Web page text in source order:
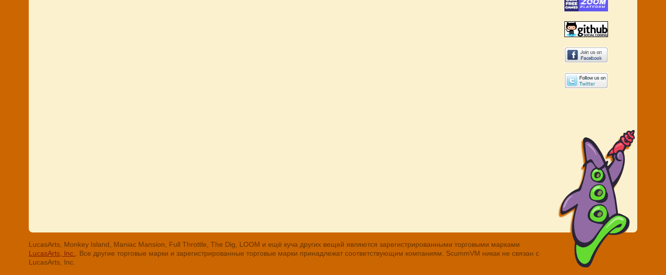
LucasArts, Monkey Island, Maniac Mansion, Full Throttle, The Dig, LOOM и ещё куча других вещей являются зарегистрированными торговыми марками
LucasArts, Inc.
. Все другие торговые марки и зарегистрированные торговые марки принадлежат соответствующим компаниям. ScummVM никак не связан с
LucasArts, Inc.